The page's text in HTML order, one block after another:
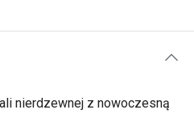
nierdzewnej z nowoczesną